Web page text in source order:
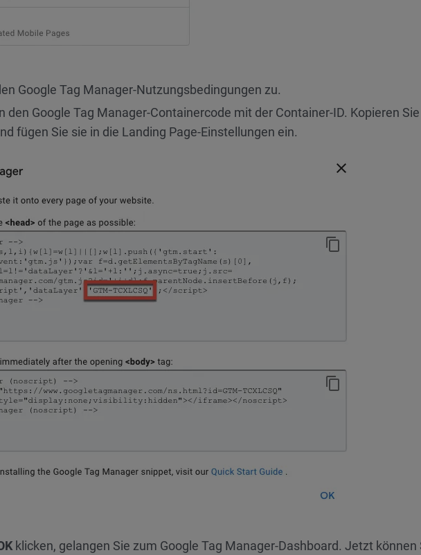
Google Tag Manager-Nutzungsbedingungen zu.
den Google Tag Manager-Containercode mit der Container-ID. Kopieren
fügen Sie sie in die Landing Page-Einstellungen ein.
klicken, gelangen Sie zum Google Tag Manager-Dashboard. Jetzt können